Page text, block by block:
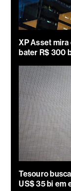
XP Asset
bater R$ 300
Tesouro
US$ 35 bi em